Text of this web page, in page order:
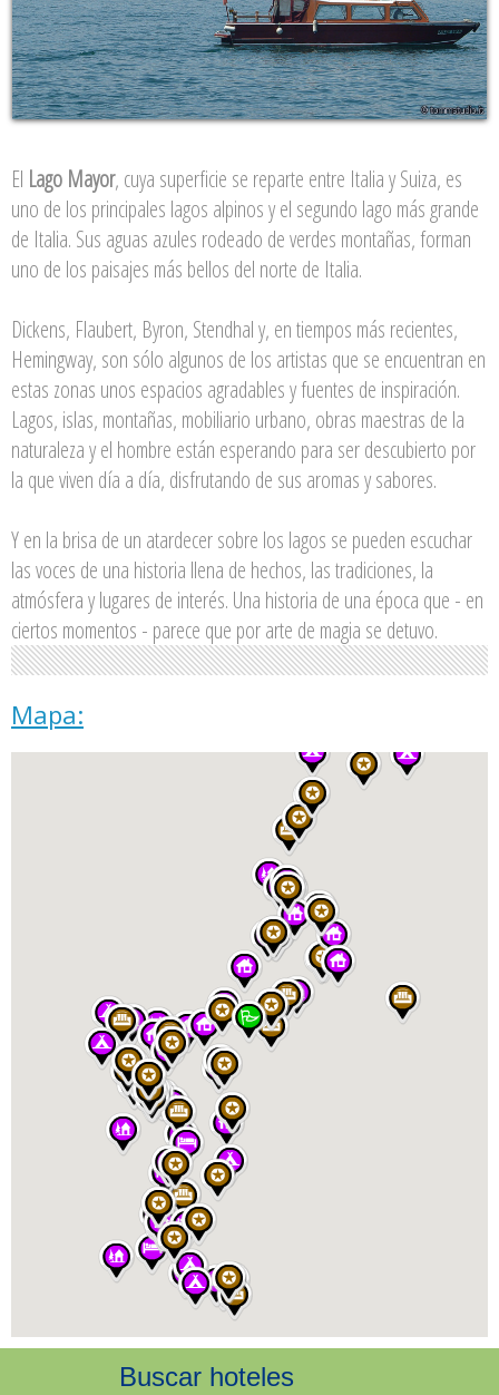
El Lago Mayor, cuya superficie se reparte entre Italia y Suiza, es
uno de los principales lagos alpinos y el segundo lago más grande
de Italia. Sus aguas azules rodeado de verdes montañas, forman
uno de los paisajes más bellos del norte de Italia.
Dickens, Flaubert, Byron, Stendhal y, en tiempos más recientes,
Hemingway, son sólo algunos de los artistas que se encuentran en
estas zonas unos espacios agradables y fuentes de inspiración.
Lagos, islas, montañas, mobiliario urbano, obras maestras de la
naturaleza y el hombre están esperando para ser descubierto por
la que viven día a día, disfrutando de sus aromas y sabores.
Y en la brisa de un atardecer sobre los lagos se pueden escuchar
las voces de una historia llena de hechos, las tradiciones, la
atmósfera y lugares de interés. Una historia de una época que - en
ciertos momentos - parece que por arte de magia se detuvo.
Mapa: